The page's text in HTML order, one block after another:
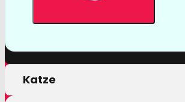
Hund
Katze